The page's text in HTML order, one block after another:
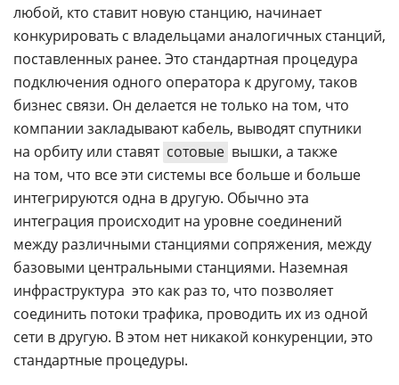
любой, кто ставит новую станцию, начинает
конкурировать с владельцами аналогичных станций,
поставленных ранее. Это стандартная процедура
подключения одного оператора к другому, таков
бизнес связи. Он делается не только на том, что
компании закладывают кабель, выводят спутники
на орбиту или ставят сотовые вышки, а также
на том, что все эти системы все больше и больше
интегрируются одна в другую. Обычно эта
интеграция происходит на уровне соединений
между различными станциями сопряжения, между
базовыми центральными станциями. Наземная
инфраструктура  это как раз то, что позволяет
соединить потоки трафика, проводить их из одной
сети в другую. В этом нет никакой конкуренции, это
стандартные процедуры.